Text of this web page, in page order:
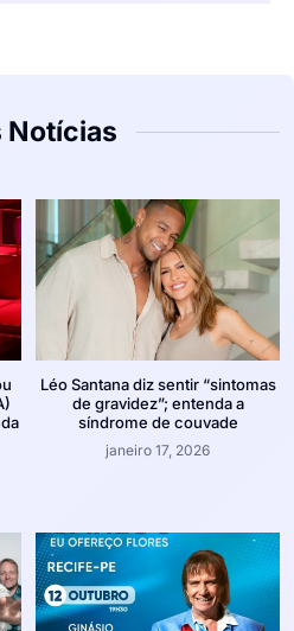
Notícias
Léo Santana diz sentir “sintomas
de gravidez”; entenda a
síndrome de couvade
janeiro 17, 2026